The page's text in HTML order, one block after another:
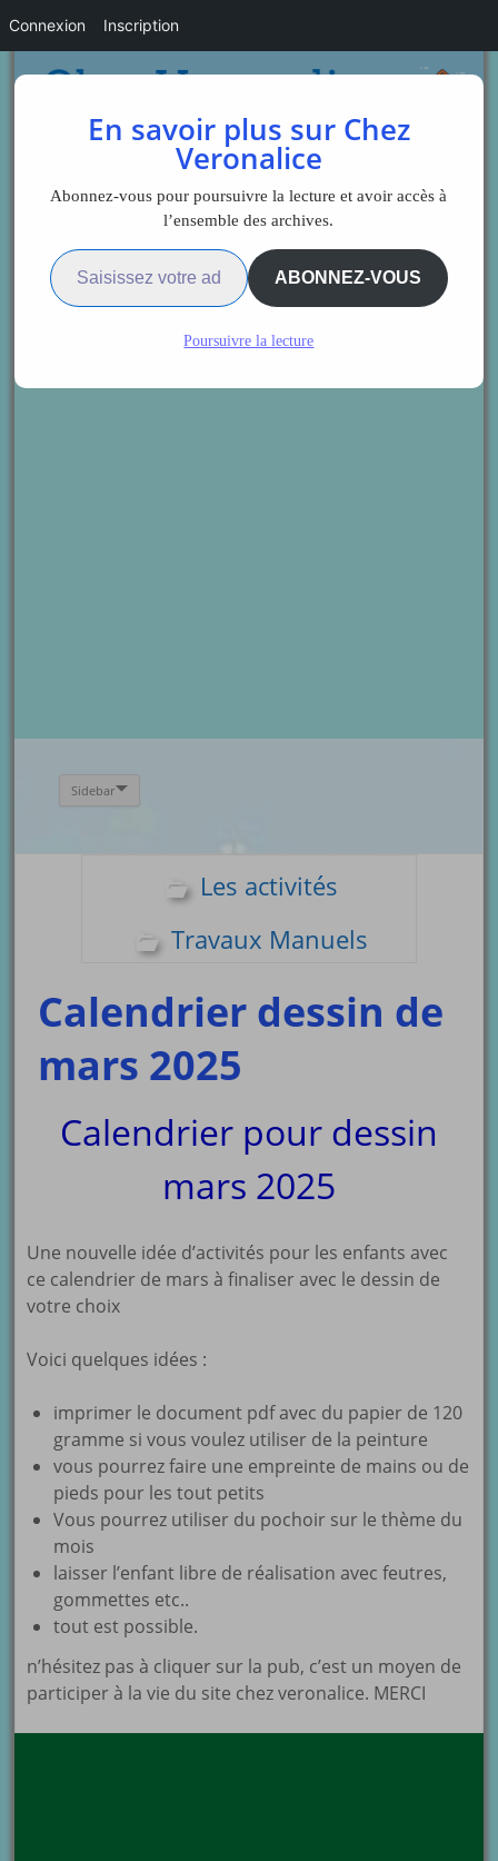
Sidebar
Les activités
Travaux Manuels
Calendrier dessin de
mars 2025
Calendrier pour dessin
mars 2025
Une nouvelle idée d’activités pour les enfants avec
ce calendrier de mars à finaliser avec le dessin de
votre choix
Voici quelques idées :
imprimer le document pdf avec du papier de 120
gramme si vous voulez utiliser de la peinture
vous pourrez faire une empreinte de mains ou de
pieds pour les tout petits
Vous pourrez utiliser du pochoir sur le thème du
mois
laisser l’enfant libre de réalisation avec feutres,
gommettes etc..
tout est possible.
n’hésitez pas à cliquer sur la pub, c’est un moyen de
participer à la vie du site chez veronalice. MERCI
En savoir plus sur Chez
Veronalice
Abonnez-vous pour poursuivre la lecture et avoir accès à
l’ensemble des archives.
Saisissez votre adresse e-mail…
ABONNEZ-VOUS
Poursuivre la lecture
Connexion Inscription